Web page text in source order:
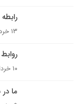
۱۳ خرداد ۱۳۸۸
۱۰ خرداد ۱۳۸۸
ما